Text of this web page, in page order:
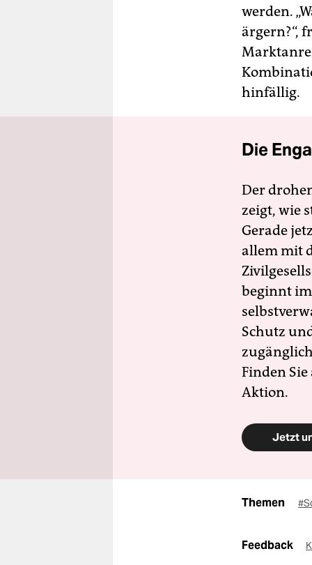
werden.
ärgern?“,
hinfällig.
Die
Der
zeigt, wie
Gerade
allem mit
beginnt
Schutz
Finden
Aktion.
Jetzt
Themen
Feedback